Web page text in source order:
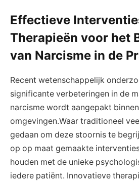
Effectieve
Therapieën voor het
van Narcisme in de
Recent wetenschappelijk
significante verbeteringen in de
narcisme wordt aangepakt
omgevingen.Waar traditioneel
gedaan om deze stoornis te
op op maat gemaakte
houden met de unieke
iedere patiënt. Innovatieve